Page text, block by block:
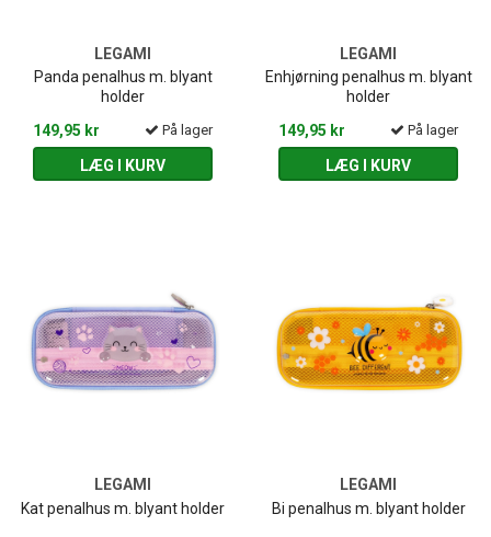
LEGAMI
Panda penalhus m. blyant
holder
149,95 kr
På lager
LÆG I KURV
LEGAMI
Enhjørning penalhus m. blyant
holder
149,95 kr
På lager
LÆG I KURV
LEGAMI
Kat penalhus m. blyant holder
LEGAMI
Bi penalhus m. blyant holder